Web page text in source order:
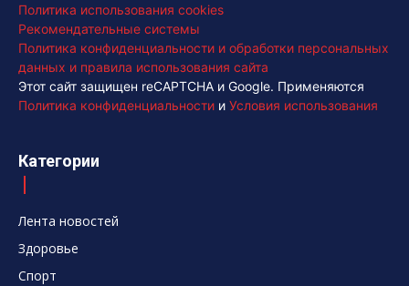
Политика использования cookies
Рекомендательные системы
Политика конфиденциальности и обработки персональных
данных и правила использования сайта
Этот сайт защищен reCAPTCHA и Google. Применяются
Политика конфиденциальности и Условия использования
Категории
Лента новостей
Здоровье
Спорт